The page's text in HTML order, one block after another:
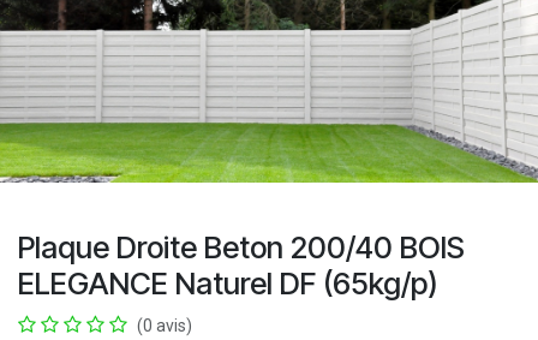
Plaque Droite Beton 200/40 BOIS
ELEGANCE Naturel DF (65kg/p)
(0 avis)